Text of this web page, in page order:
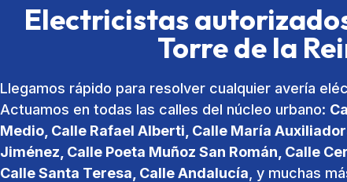
Electricistas
Torre de la
Llegamos rápido para resolver cualquier avería
Actuamos en todas las calles del núcleo urbano:
Medio, Calle Rafael Alberti, Calle María
Jiménez, Calle Poeta Muñoz San Román, Calle
Calle Santa Teresa, Calle Andalucía , y muchas